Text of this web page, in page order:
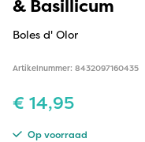
& Basillicum
Boles d' Olor
Artikelnummer: 8432097160435
€ 14,95
Op voorraad